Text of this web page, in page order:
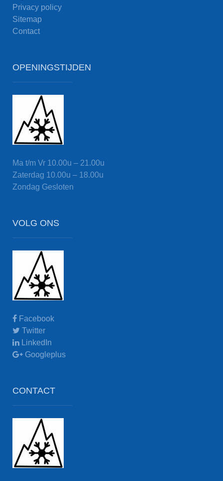
Privacy policy
Sitemap
Contact
OPENINGSTIJDEN
Ma t/m Vr 10.00u – 21.00u
Zaterdag 10.00u – 18.00u
Zondag Gesloten
VOLG ONS
Facebook
Twitter
LinkedIn
Googleplus
CONTACT